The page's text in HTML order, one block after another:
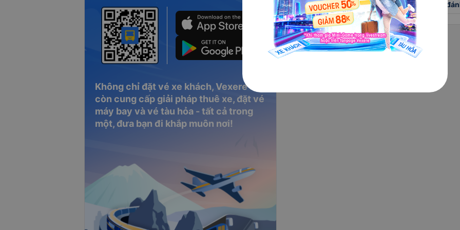
Không chỉ đặt vé xe khách, Vexere
còn cung cấp giải pháp thuê xe, đặt vé
máy bay và vé tàu hỏa - tất cả trong
một, đưa bạn đi khắp muôn nơi!
Xem tất cả 18